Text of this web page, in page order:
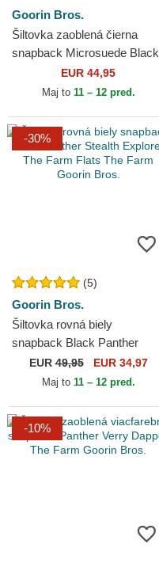
Goorin Bros.
Šiltovka zaoblená čierna
snapback Microsuede Black
Panther The Farm Goorin
EUR 44,95
Maj to 11 – 12 pred.
-30%
(5)
Goorin Bros.
Šiltovka rovná biely
snapback Black Panther
Stealth Explorer The Farm
Flats The Farm Goorin Bros.
EUR49,95 EUR 34,97
Maj to 11 – 12 pred.
-10%